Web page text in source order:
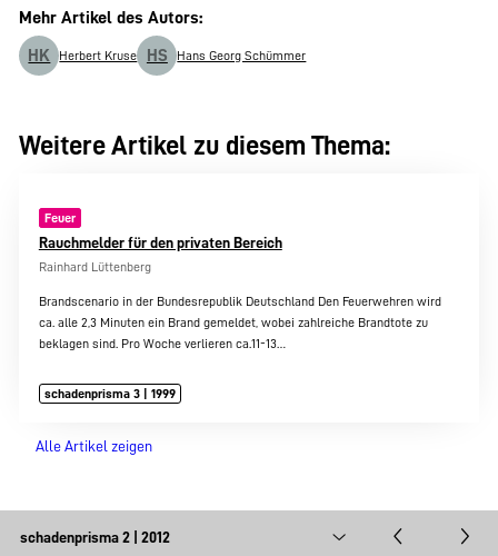
Mehr Artikel des Autors:
HK Herbert Kruse HS Hans Georg Schümmer
Weitere Artikel zu diesem Thema:
Feuer
Rauchmelder für den privaten Bereich
Rainhard Lüttenberg
Brandscenario in der Bundesrepublik Deutschland Den Feuerwehren wird
ca. alle 2,3 Minuten ein Brand gemeldet, wobei zahlreiche Brandtote zu
beklagen sind. Pro Woche verlieren ca.11-13…
schadenprisma 3 | 1999
Alle Artikel zeigen